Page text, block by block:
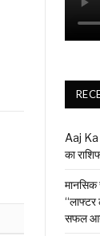
Aaj
का
मानसिक
“लाफ्टर
सफल